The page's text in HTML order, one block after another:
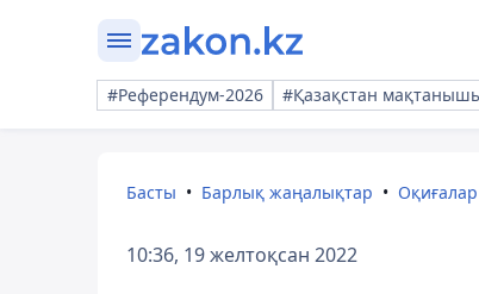
#Референдум-2026 #Қазақстан
Басты Барлық жаңалықтар
10:36, 19 желтоқсан 2022